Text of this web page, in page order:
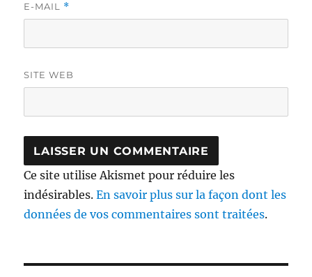
E-MAIL *
SITE WEB
Ce site utilise Akismet pour réduire les
indésirables.En savoir plus sur la façon dont les
données de vos commentaires sont traitées.